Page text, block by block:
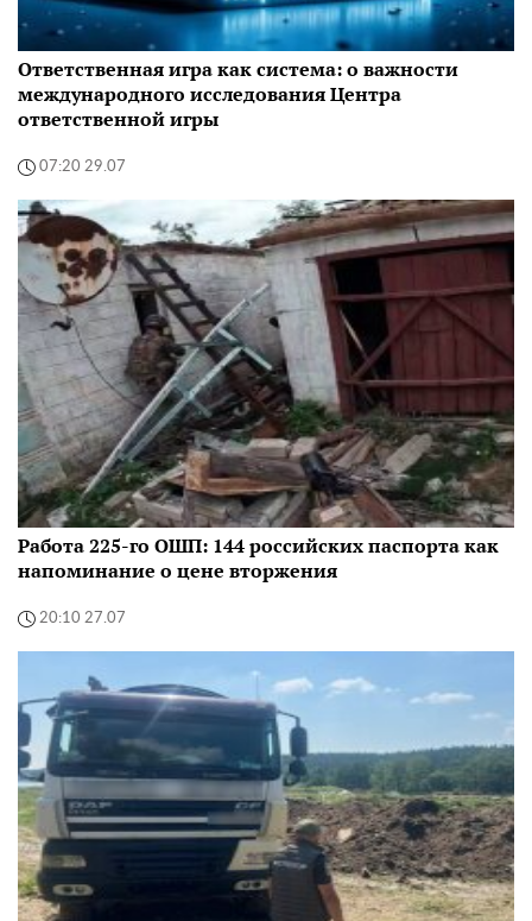
Ответственная игра как система: о важности
международного исследования Центра
ответственной игры
07:20 29.07
Работа 225-го ОШП: 144 российских паспорта как
напоминание о цене вторжения
20:10 27.07